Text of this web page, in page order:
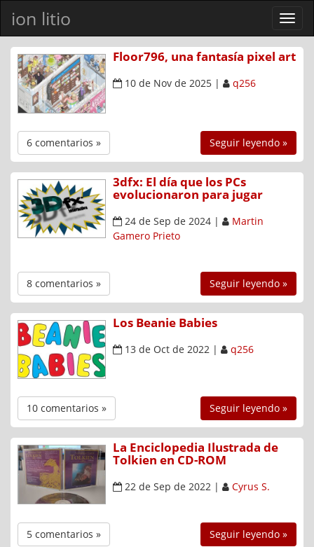
ion litio
Ver
menú
Floor796, una fantasía pixel art
10 de Nov de 2025| q256
6 comentarios » Seguir leyendo »
3dfx: El día que los PCs
evolucionaron para jugar
24 de Sep de 2024|
Martin
Gamero Prieto
8 comentarios » Seguir leyendo »
Los Beanie Babies
13 de Oct de 2022 | q256
10 comentarios » Seguir leyendo »
La Enciclopedia Ilustrada de
Tolkien en CD-ROM
22 de Sep de 2022| Cyrus S.
5 comentarios » Seguir leyendo »